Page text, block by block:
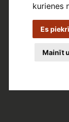
kurienes
Es
Mainīt